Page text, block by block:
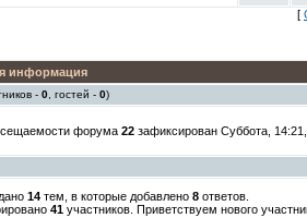
[
информация
- 0 , гостей - 0)
форума 22 зафиксирован Суббота,
14 тем, в которые добавлено 8 ответов.
41 участников. Приветствуем нового